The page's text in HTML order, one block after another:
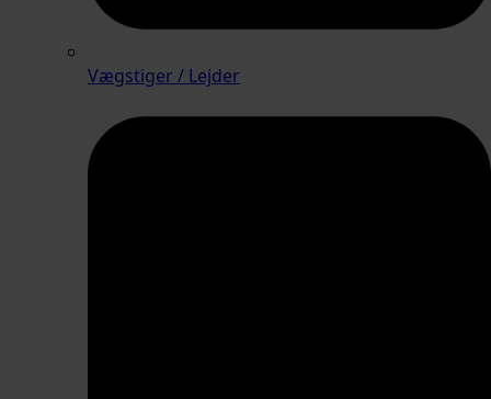
Vægstiger / Lejder